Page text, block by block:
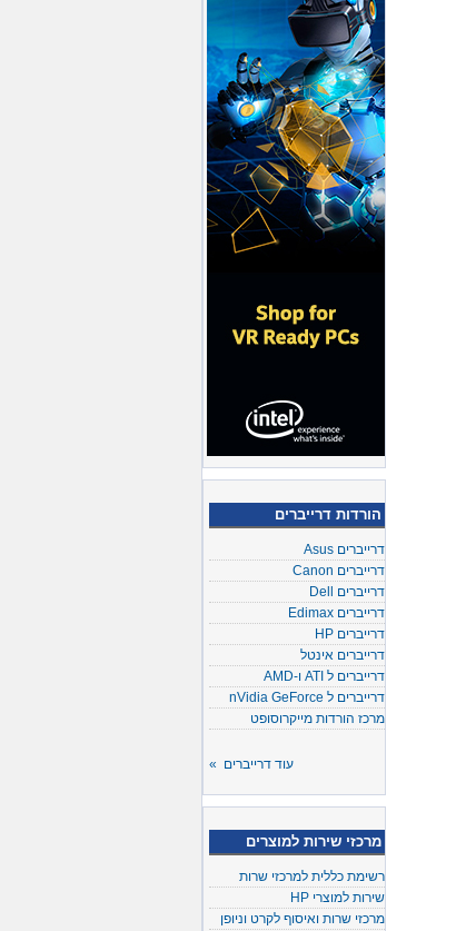
הורדות דרייברים
דרייברים Asus
דרייברים Canon
דרייברים Dell
דרייברים Edimax
דרייברים HP
דרייברים אינטל
דרייברים ל ATI ו-AMD
דרייברים ל nVidia GeForce
מרכז הורדות מייקרוסופט
עוד דרייברים »
מרכזי שירות למוצרים
רשימת כללית למרכזי שרות
שירות למוצרי HP
מרכזי שרות ואיסוף לקרט וניופן